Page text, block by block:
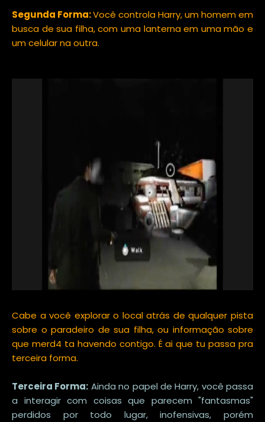
Segunda Forma:Você controla Harry, um homem em
busca de sua filha, com uma lanterna em uma mão e
um celular na outra.
Cabe a você explorar o local atrás de qualquer pista
sobre o paradeiro de sua filha, ou informação sobre
que merd4 ta havendo contigo. É ai que tu passa pra
terceira forma.
Terceira Forma: Ainda no papel de Harry, você passa
a interagir com coisas que parecem "fantasmas"
perdidos por todo lugar, inofensivas, porém